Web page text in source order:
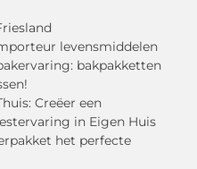
levensmiddelen
bakpakketten
Creëer een
in Eigen Huis
het perfecte